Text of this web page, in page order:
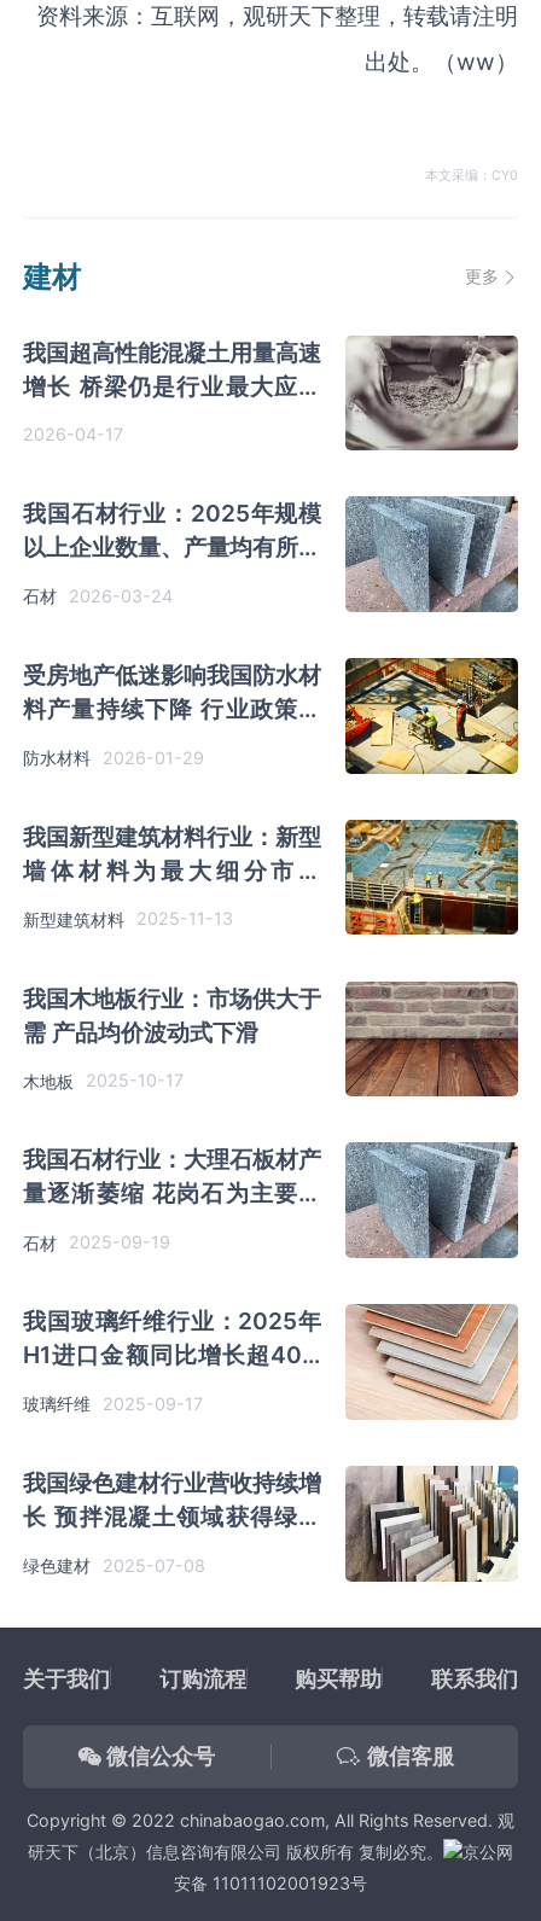
资料来源：互联网，观研天下整理，转载请注明
出处。（ww）
本文采编：CY0
建材 更多
我国超高性能混凝土用量高速
增长 桥梁仍是行业最大应用
2026-04-17
我国石材行业：2025年规模
以上企业数量、产量均有所下
降 大理石板材产量持续下降
石材 2026-03-24
受房地产低迷影响我国防水材
料产量持续下降 行业政策监
管力度正加强
防水材料 2026-01-29
我国新型建筑材料行业：新型
墙体材料为最大细分市场
2025年相关投融资事件频发
新型建筑材料 2025-11-13
我国木地板行业：市场供大于
需 产品均价波动式下滑
木地板 2025-10-17
我国石材行业：大理石板材产
量逐渐萎缩 花岗石为主要种
石材 2025-09-19
我国玻璃纤维行业：2025年
H1进口金额同比增长超40%
商品纱为主要进出口产品
玻璃纤维 2025-09-17
我国绿色建材行业营收持续增
长 预拌混凝土领域获得绿色
建材产品认证证书最多
绿色建材 2025-07-08
关于我们 订购流程 购买帮助 联系我们
微信公众号 微信客服
Copyright © 2022 chinabaogao.com, All Rights Reserved. 观
研天下（北京）信息咨询有限公司 版权所有 复制必究。
京公网
安备 11011102001923号